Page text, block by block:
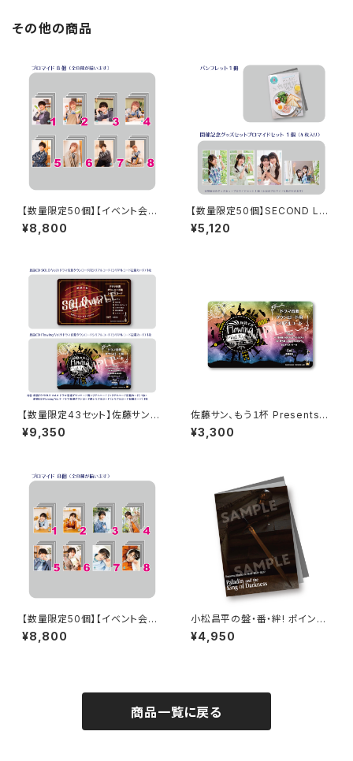
その他の商品
【数量限定50個】【イベント会場
特典付き】SECOND LINE Pre
sents みんなに会いに行くよ!
¥8,800
【数量限定50個】SECOND LIN
E Presents みんなに会いに行
くよ! 第46回 in 静岡 開催記念
¥5,120
【数量限定43セット】佐藤サン、
もう1杯 Presents 佐藤サン、も
う1杯 公開録音イベント 2025.
¥9,350
佐藤サン、もう１杯 Presents
朗読CD Flowing Vol.10 ドラ
マ音源ダウンロード用シリアル
¥3,300
【数量限定50個】【イベント会場
特典付き】SECOND LINE Pre
sents みんなに会いに行くよ!
¥8,800
小松昌平の盤・番・絆! ポイント
カード特典撮影記念 フォトブッ
ク
¥4,950
商品一覧に戻る